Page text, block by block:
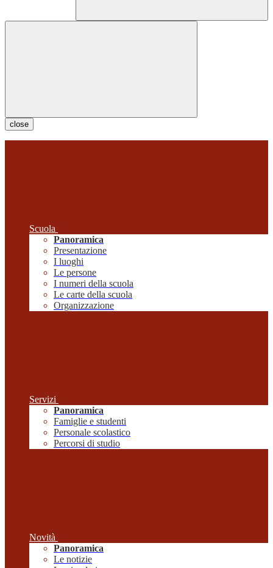
close
Scuola
Panoramica
Presentazione
I luoghi
Le persone
I numeri della scuola
Le carte della scuola
Organizzazione
Servizi
Panoramica
Famiglie e studenti
Personale scolastico
Percorsi di studio
Novità
Panoramica
Le notizie